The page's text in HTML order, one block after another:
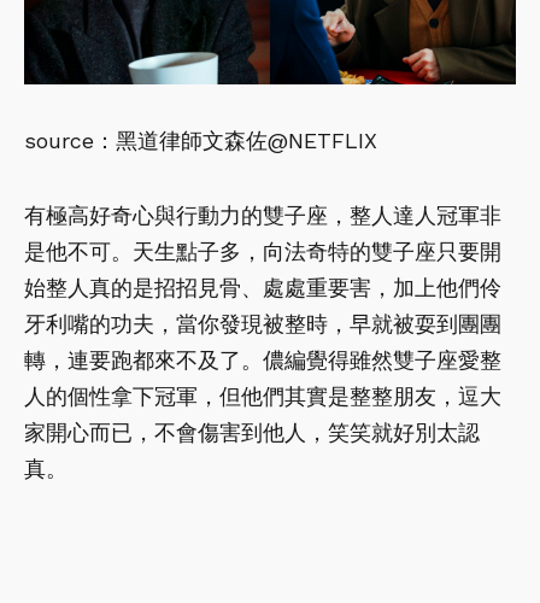
source：黑道律師文森佐@NETFLIX
有極高好奇心與行動力的雙子座，整人達人冠軍非
是他不可。天生點子多，向法奇特的雙子座只要開
始整人真的是招招見骨、處處重要害，加上他們伶
牙利嘴的功夫，當你發現被整時，早就被耍到團團
轉，連要跑都來不及了。儂編覺得雖然雙子座愛整
人的個性拿下冠軍，但他們其實是整整朋友，逗大
家開心而已，不會傷害到他人，笑笑就好別太認
真。